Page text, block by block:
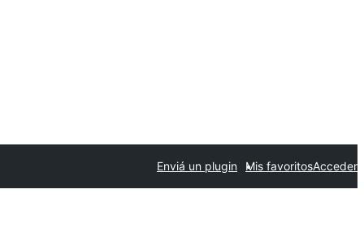
Enviá un plugin Mis favoritosAcceder